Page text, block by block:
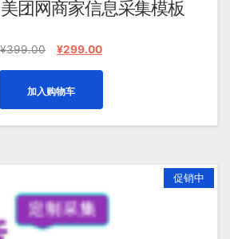
团网商家信息采集模板
¥399.00
原
¥399.00。
¥299.00当
为：
¥299.00。
加入购物车
促销中